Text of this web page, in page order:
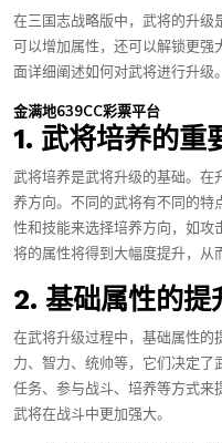
在三国志战略版中，武将的升级
可以增加属性，还可以解锁更
面详细阐述如何对武将进行升级。
金满地639CC彩票平台
1. 武将培养的重
武将培养是武将升级的基础。
养方向。不同的武将有不同的特
性和技能来选择培养方向，如
将的属性将得到大幅度提升，从
2. 基础属性的提
在武将升级过程中，基础属性
力、智力、统帅等，它们决定
任务、参与战斗、培养等方式
武将在战斗中更加强大。